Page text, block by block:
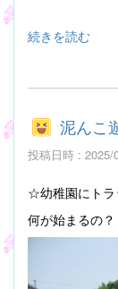
続きを読む
泥んこ
投稿日時 : 2025/
☆幼稚園にトラ
何が始まるの